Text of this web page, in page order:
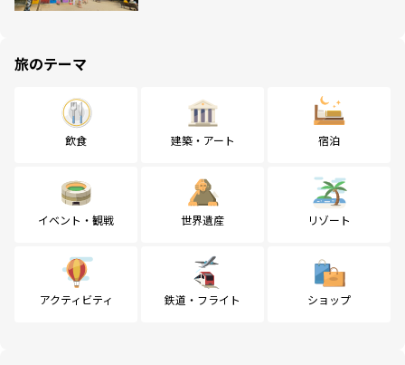
旅のテーマ
飲食 建築・アート 宿泊
イベント・観戦 世界遺産 リゾート
アクティビティ 鉄道・フライト ショップ